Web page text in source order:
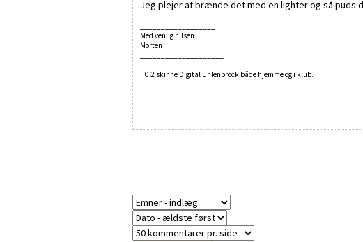
Jeg plejer at brænde det med en lighter og så puds
Med venlig hilsen
Morten
H0 2 skinne Digital Uhlenbrock både hjemme og i klub.